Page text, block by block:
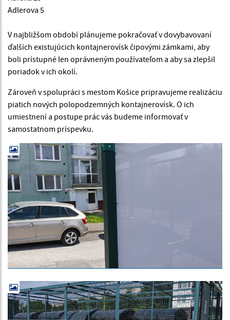
Adlerova 5
V najbližšom období plánujeme pokračovať v dovybavovaní
ďalších existujúcich kontajnerovísk čipovými zámkami, aby
boli prístupné len oprávneným používateľom a aby sa zlepšil
poriadok v ich okolí.
Zároveň v spolupráci s mestom Košice pripravujeme realizáciu
piatich nových polopodzemných kontajnerovísk. O ich
umiestnení a postupe prác vás budeme informovať v
samostatnom príspevku.